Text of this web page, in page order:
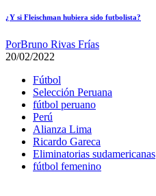
¿Y si Fleischman hubiera sido futbolista?
PorBruno Rivas Frías
20/02/2022
Fútbol
Selección Peruana
fútbol peruano
Perú
Alianza Lima
Ricardo Gareca
Eliminatorias sudamericanas
fútbol femenino